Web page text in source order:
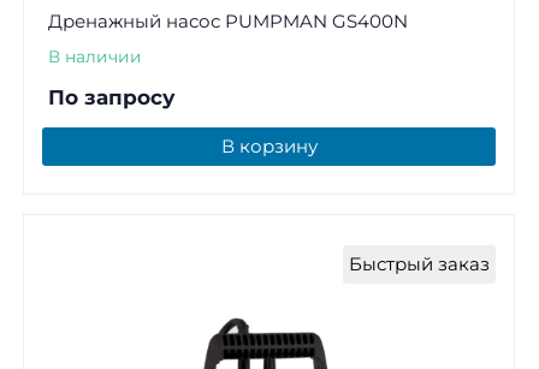
Дренажный насос PUMPMAN GS400N
В наличии
По запросу
В корзину
Быстрый заказ